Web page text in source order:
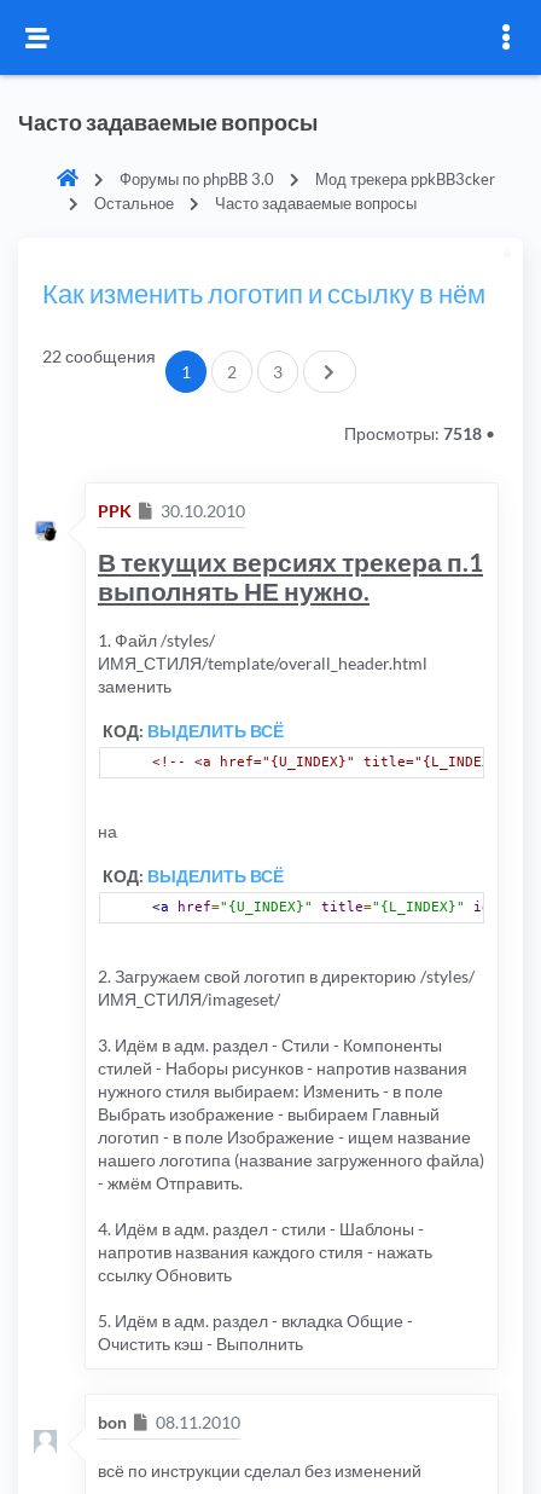
Часто задаваемые вопросы
Форумы по phpBB 3.0
Мод трекера ppkBB3cker
Остальное
Часто задаваемые вопросы
Как изменить логотип и ссылку в нём
22 сообщения
1 2 3 След.
Просмотры: 7518 •
PPK Сообщение
30.10.2010
В текущих версиях трекера п.1
выполнять НЕ нужно.
1. Файл /styles/
ИМЯ_СТИЛЯ/template/overall_header.html
заменить
КОД: ВЫДЕЛИТЬ ВСЁ
<!-- <a href="{U_INDEX}" title="{L_INDEX}"
на
КОД: ВЫДЕЛИТЬ ВСЁ
<a href="{U_INDEX}" title="{L_INDEX}" id
2. Загружаем свой логотип в директорию /styles/
ИМЯ_СТИЛЯ/imageset/
3. Идём в адм. раздел - Стили - Компоненты
стилей - Наборы рисунков - напротив названия
нужного стиля выбираем: Изменить - в поле
Выбрать изображение - выбираем Главный
логотип - в поле Изображение - ищем название
нашего логотипа (название загруженного файла)
- жмём Отправить.
4. Идём в адм. раздел - стили - Шаблоны -
напротив названия каждого стиля - нажать
ссылку Обновить
5. Идём в адм. раздел - вкладка Общие -
Очистить кэш - Выполнить
bon Сообщение
08.11.2010
всё по инструкции сделал без изменений